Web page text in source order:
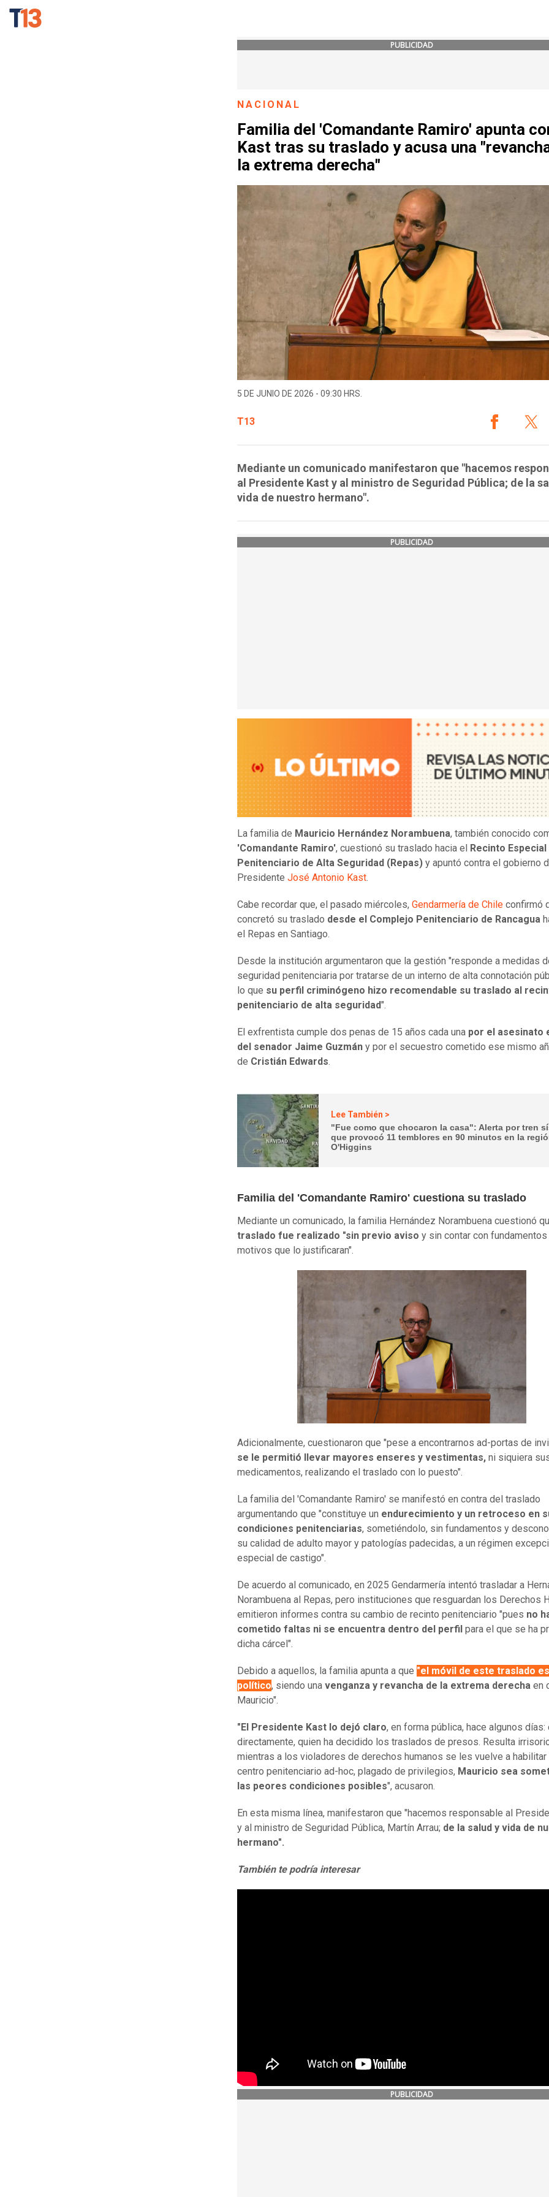
PUBLICIDAD
NACIONAL
Familia del 'Comandante Ramiro' apunta
Kast tras su traslado y acusa una
la extrema derecha"
5 DE JUNIO DE 2026 - 09:30 HRS.
T13
Mediante un comunicado manifestaron que "hacemos
al Presidente Kast y al ministro de Seguridad Pública; de la
vida de nuestro hermano".
PUBLICIDAD
La familia de Mauricio Hernández Norambuena, también conocido
'Comandante Ramiro', cuestionó su traslado hacia el
Recinto Especial
Penitenciario de Alta Seguridad (Repas) y apuntó contra el gobierno
Presidente José Antonio Kast.
Cabe recordar que, el pasado miércoles, Gendarmería de Chile confirmó
concretó su traslado desde el Complejo Penitenciario de Rancagua
el Repas en Santiago.
Desde la institución argumentaron que la gestión "responde a medidas
seguridad penitenciaria por tratarse de un interno de alta connotación
lo que su perfil criminógeno hizo recomendable su traslado al
penitenciario de alta seguridad".
El exfrentista cumple dos penas de 15 años cada una por el asesinato
del senador Jaime Guzmán y por el secuestro cometido ese mismo
de Cristián Edwards.
Lee También >
"Fue como que chocaron la casa": Alerta por tren
que provocó 11 temblores en 90 minutos en la
O'Higgins
Familia del 'Comandante Ramiro' cuestiona su traslado
Mediante un comunicado, la familia Hernández Norambuena cuestionó
traslado fue realizado "sin previo aviso y sin contar con fundamentos
motivos que lo justificaran".
Adicionalmente, cuestionaron que "pese a encontrarnos ad-portas de
se le permitió llevar mayores enseres y vestimentas, ni siquiera
medicamentos, realizando el traslado con lo puesto".
La familia del 'Comandante Ramiro' se manifestó en contra del traslado
argumentando que "constituye un endurecimiento y un retroceso en
condiciones penitenciarias, sometiéndolo, sin fundamentos y
su calidad de adulto mayor y patologías padecidas, a un régimen
especial de castigo".
De acuerdo al comunicado, en 2025 Gendarmería intentó trasladar a
Norambuena al Repas, pero instituciones que resguardan los Derechos
emitieron informes contra su cambio de recinto penitenciario "pues no
cometido faltas ni se encuentra dentro del perfil para el que se ha
dicha cárcel".
Debido a aquellos, la familia apunta a que "el móvil de este traslado es
político, siendo una venganza y revancha de la extrema derecha en
Mauricio".
"El Presidente Kast lo dejó claro, en forma pública, hace algunos días:
directamente, quien ha decidido los traslados de presos. Resulta
mientras a los violadores de derechos humanos se les vuelve a habilitar
centro penitenciario ad-hoc, plagado de privilegios, Mauricio sea
las peores condiciones posibles", acusaron.
En esta misma línea, manifestaron que "hacemos responsable al
y al ministro de Seguridad Pública, Martín Arrau; de la salud y vida de
hermano".
También te podría interesar
PUBLICIDAD